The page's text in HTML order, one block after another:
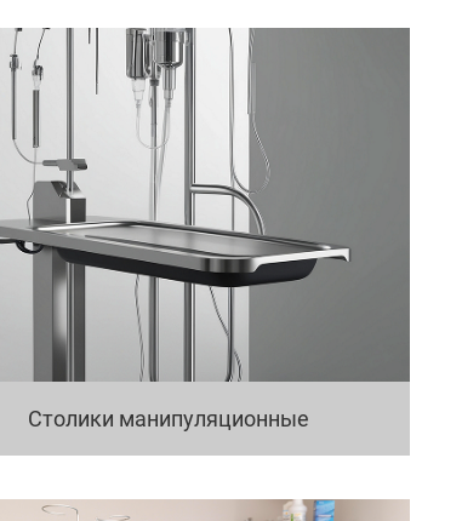
Столики манипуляционные